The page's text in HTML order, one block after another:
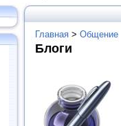
Главная > Общение
Блоги